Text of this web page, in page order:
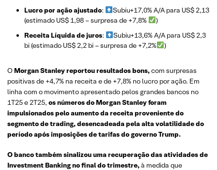
Lucro por ação ajustado:
Subiu+17,0% A/A para US$ 2,13
(estimado US$ 1,98 – surpresa de +7,8%
)
Receita Líquida de juros:
Subiu+13,6% A/A para US$ 2,3
bi (estimado US$ 2,2 bi – surpresa de +7,2%
)
O Morgan Stanley reportou resultados bons,com surpresas
positivas de +4,7% na receita e de +7,8% no lucro por ação. Em
linha com o movimento apresentado pelos grandes bancos no
1T25 e 2T25, os números do Morgan Stanley foram
impulsionados pelo aumento da receita proveniente do
segmento de trading, desencadeada pela alta volatilidade do
período após imposições de tarifas do governo Trump.
O banco também sinalizou uma recuperação das atividades de
Investment Banking no final do trimestre,à medida que